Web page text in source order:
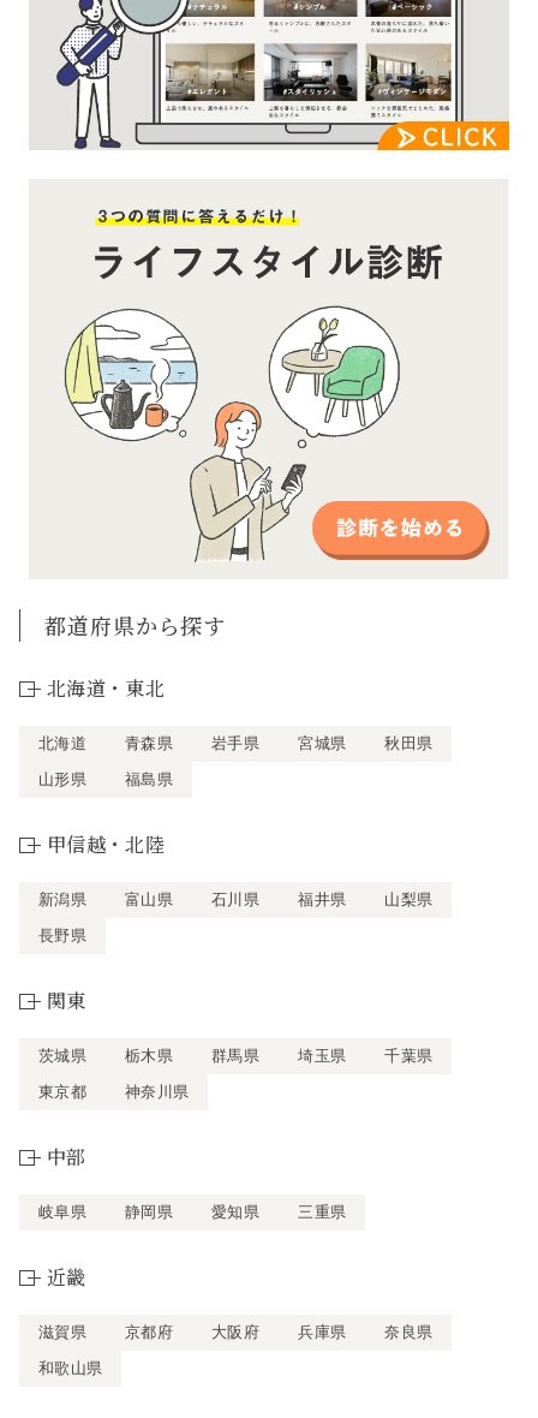
都道府県から探す
北海道・東北
北海道 青森県 岩手県 宮城県
秋田県
山形県
福島県
甲信越・北陸
新潟県 富山県 石川県 福井県
山梨県
長野県
関東
茨城県 栃木県 群馬県 埼玉県
千葉県
東京都
神奈川県
中部
岐阜県 静岡県 愛知県 三重県
近畿
滋賀県 京都府 大阪府 兵庫県
奈良県
和歌山県